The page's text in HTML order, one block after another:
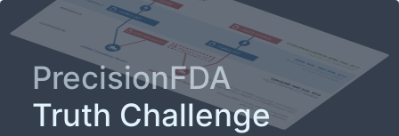
PrecisionFDA
Truth Challenge